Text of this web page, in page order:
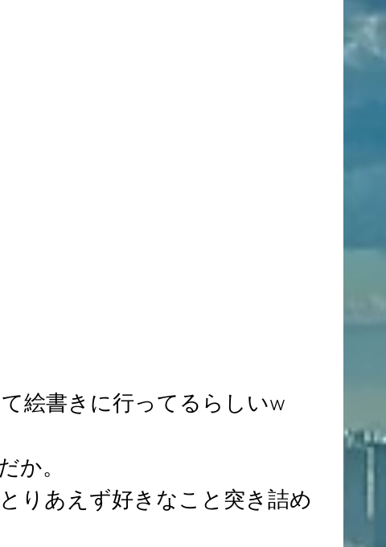
絵書きに行ってるらしいw
か。
りあえず好きなこと突き詰め